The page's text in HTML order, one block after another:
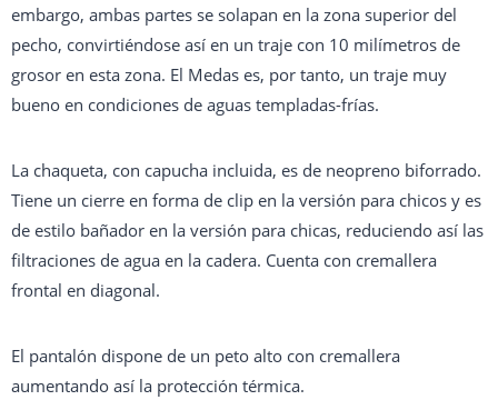
embargo, ambas partes se solapan en la zona superior del
pecho, convirtiéndose así en un traje con 10 milímetros de
grosor en esta zona. El Medas es, por tanto, un traje muy
bueno en condiciones de aguas templadas-frías.
La chaqueta, con capucha incluida, es de neopreno biforrado.
Tiene un cierre en forma de clip en la versión para chicos y es
de estilo bañador en la versión para chicas, reduciendo así las
filtraciones de agua en la cadera. Cuenta con cremallera
frontal en diagonal.
El pantalón dispone de un peto alto con cremallera
aumentando así la protección térmica.